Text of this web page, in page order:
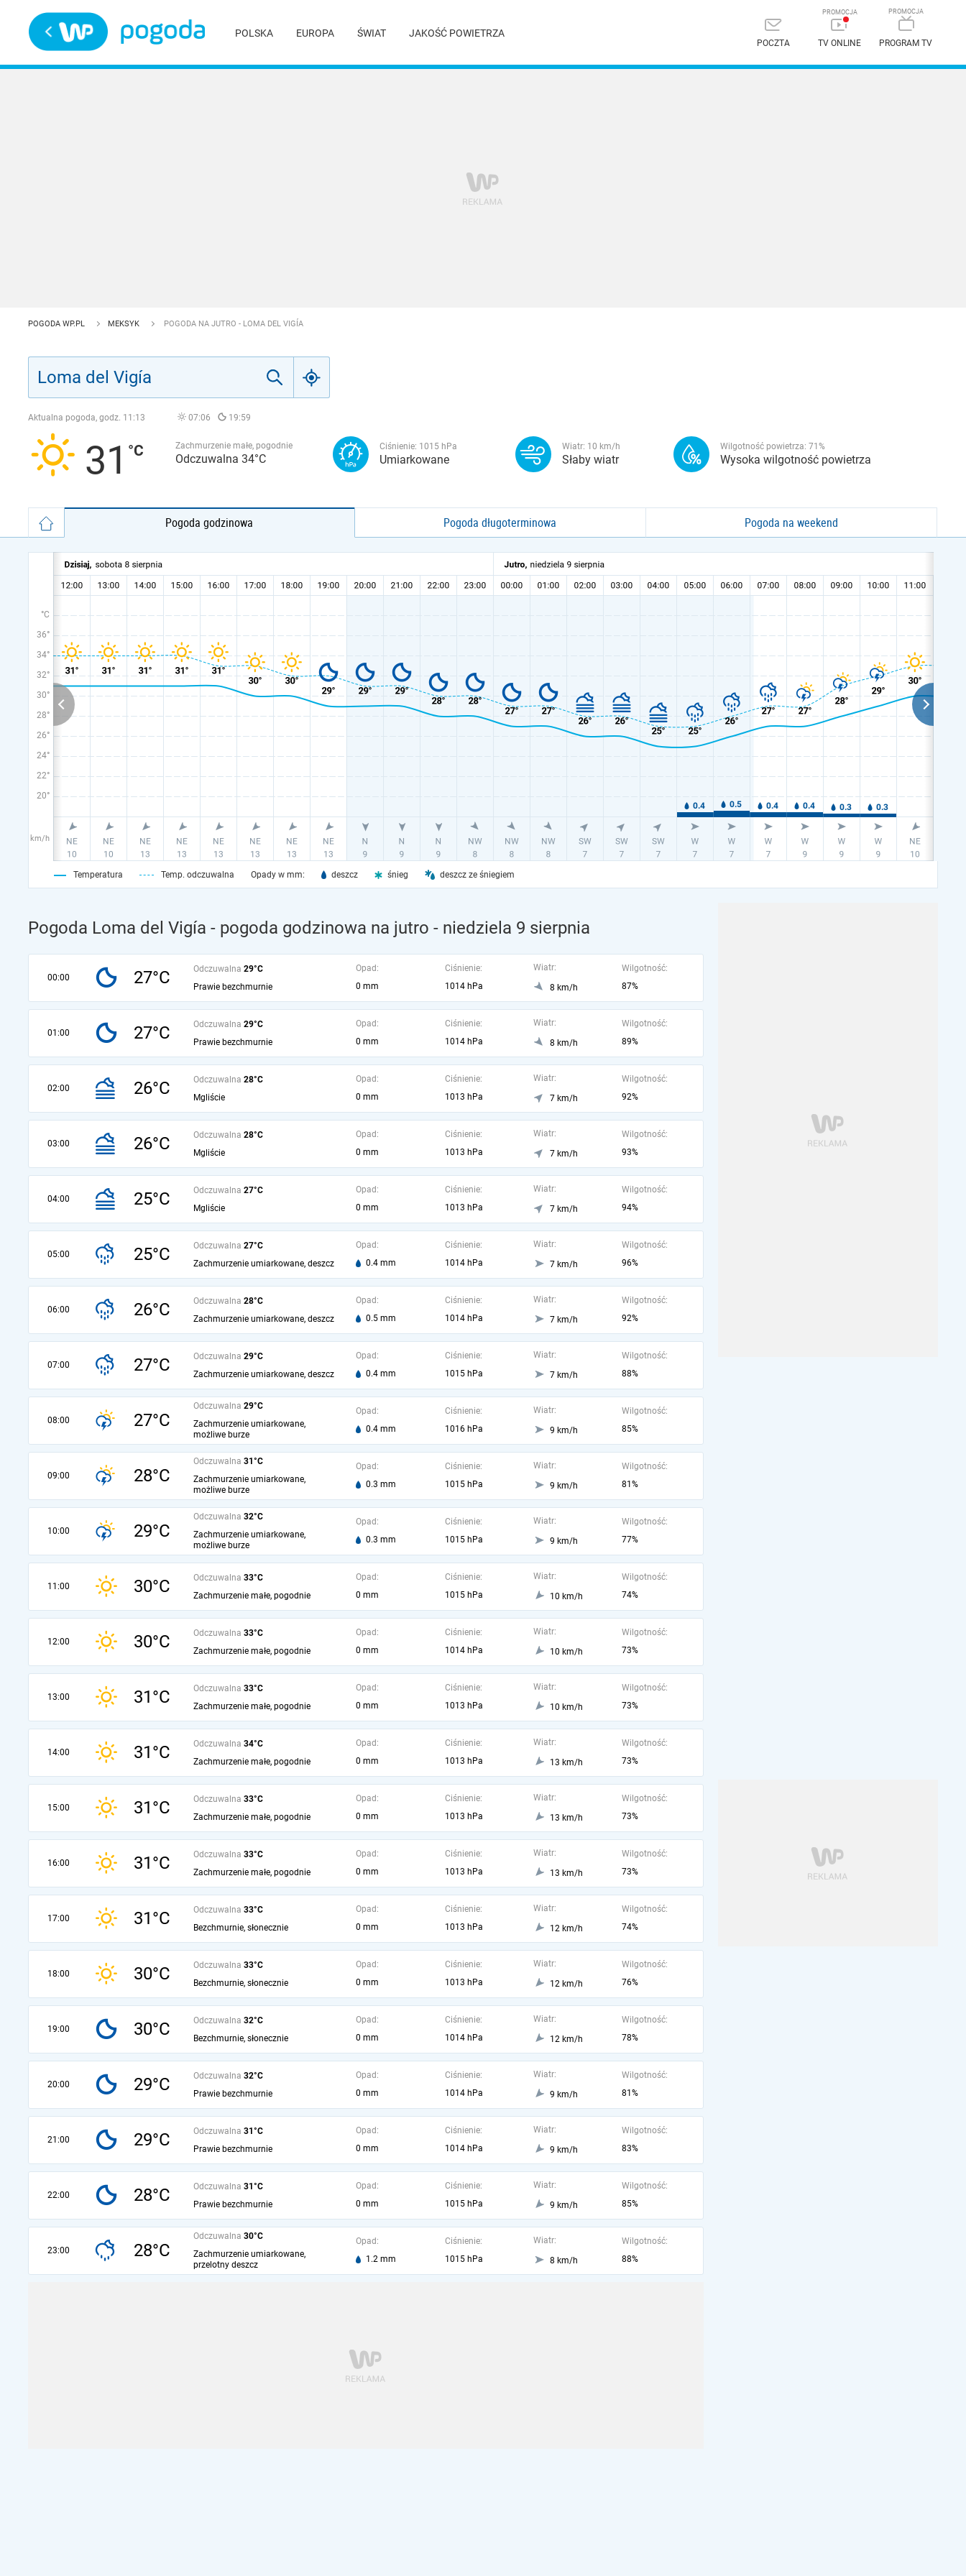
POLSKA EUROPA ŚWIAT JAKOŚĆ POWIETRZA
POCZTA TV ONLINE PROGRAM TV
POGODA WP.PL MEKSYK POGODA NA JUTRO - LOMA DEL VIGÍA
Aktualna pogoda, godz. 11:13 07:06 19:59
31 Zachmurzenie małe, pogodnie
Odczuwalna 34°C
Ciśnienie: 1015 hPa
Umiarkowane
Wiatr: 10 km/h
Słaby wiatr
Wilgotność powietrza: 71 %
Wysoka wilgotność powietrza
Pogoda godzinowa Pogoda długoterminowa Pogoda na weekend
°C
36°
34°
32°
30°
28°
26°
24°
22°
20°
km/h
Temperatura Temp. odczuwalna Opady w mm: deszcz śnieg deszcz ze śniegiem
Pogoda Loma del Vigía - pogoda godzinowa na jutro - niedziela 9 sierpnia
00:00 27°C Odczuwalna 29°C
Prawie bezchmurnie
Opad:
0 mm
Ciśnienie:
1014 hPa
Wiatr:
8 km/h
Wilgotność:
87%
01:00 27°C Odczuwalna 29°C
Prawie bezchmurnie
Opad:
0 mm
Ciśnienie:
1014 hPa
Wiatr:
8 km/h
Wilgotność:
89%
02:00 26°C Odczuwalna 28°C
Mgliście
Opad:
0 mm
Ciśnienie:
1013 hPa
Wiatr:
7 km/h
Wilgotność:
92%
03:00 26°C Odczuwalna 28°C
Mgliście
Opad:
0 mm
Ciśnienie:
1013 hPa
Wiatr:
7 km/h
Wilgotność:
93%
04:00 25°C Odczuwalna 27°C
Mgliście
Opad:
0 mm
Ciśnienie:
1013 hPa
Wiatr:
7 km/h
Wilgotność:
94%
05:00 25°C Odczuwalna 27°C
Zachmurzenie umiarkowane, deszcz
Opad:
0.4 mm
Ciśnienie:
1014 hPa
Wiatr:
7 km/h
Wilgotność:
96%
06:00 26°C Odczuwalna 28°C
Zachmurzenie umiarkowane, deszcz
Opad:
0.5 mm
Ciśnienie:
1014 hPa
Wiatr:
7 km/h
Wilgotność:
92%
07:00 27°C Odczuwalna 29°C
Zachmurzenie umiarkowane, deszcz
Opad:
0.4 mm
Ciśnienie:
1015 hPa
Wiatr:
7 km/h
Wilgotność:
88%
08:00 27°C
Odczuwalna 29°C
Zachmurzenie umiarkowane,
możliwe burze
Opad:
0.4 mm
Ciśnienie:
1016 hPa
Wiatr:
9 km/h
Wilgotność:
85%
09:00 28°C
Odczuwalna 31°C
Zachmurzenie umiarkowane,
możliwe burze
Opad:
0.3 mm
Ciśnienie:
1015 hPa
Wiatr:
9 km/h
Wilgotność:
81%
10:00 29°C
Odczuwalna 32°C
Zachmurzenie umiarkowane,
możliwe burze
Opad:
0.3 mm
Ciśnienie:
1015 hPa
Wiatr:
9 km/h
Wilgotność:
77%
11:00 30°C Odczuwalna 33°C
Zachmurzenie małe, pogodnie
Opad:
0 mm
Ciśnienie:
1015 hPa
Wiatr:
10 km/h
Wilgotność:
74%
12:00 30°C Odczuwalna 33°C
Zachmurzenie małe, pogodnie
Opad:
0 mm
Ciśnienie:
1014 hPa
Wiatr:
10 km/h
Wilgotność:
73%
13:00 31°C Odczuwalna 33°C
Zachmurzenie małe, pogodnie
Opad:
0 mm
Ciśnienie:
1013 hPa
Wiatr:
10 km/h
Wilgotność:
73%
14:00 31°C Odczuwalna 34°C
Zachmurzenie małe, pogodnie
Opad:
0 mm
Ciśnienie:
1013 hPa
Wiatr:
13 km/h
Wilgotność:
73%
15:00 31°C Odczuwalna 33°C
Zachmurzenie małe, pogodnie
Opad:
0 mm
Ciśnienie:
1013 hPa
Wiatr:
13 km/h
Wilgotność:
73%
16:00 31°C Odczuwalna 33°C
Zachmurzenie małe, pogodnie
Opad:
0 mm
Ciśnienie:
1013 hPa
Wiatr:
13 km/h
Wilgotność:
73%
17:00 31°C Odczuwalna 33°C
Bezchmurnie, słonecznie
Opad:
0 mm
Ciśnienie:
1013 hPa
Wiatr:
12 km/h
Wilgotność:
74%
18:00 30°C Odczuwalna 33°C
Bezchmurnie, słonecznie
Opad:
0 mm
Ciśnienie:
1013 hPa
Wiatr:
12 km/h
Wilgotność:
76%
19:00 30°C Odczuwalna 32°C
Bezchmurnie, słonecznie
Opad:
0 mm
Ciśnienie:
1014 hPa
Wiatr:
12 km/h
Wilgotność:
78%
20:00 29°C Odczuwalna 32°C
Prawie bezchmurnie
Opad:
0 mm
Ciśnienie:
1014 hPa
Wiatr:
9 km/h
Wilgotność:
81%
21:00 29°C Odczuwalna 31°C
Prawie bezchmurnie
Opad:
0 mm
Ciśnienie:
1014 hPa
Wiatr:
9 km/h
Wilgotność:
83%
22:00 28°C Odczuwalna 31°C
Prawie bezchmurnie
Opad:
0 mm
Ciśnienie:
1015 hPa
Wiatr:
9 km/h
Wilgotność:
85%
23:00 28°C
Odczuwalna 30°C
Zachmurzenie umiarkowane,
przelotny deszcz
Opad:
1.2 mm
Ciśnienie:
1015 hPa
Wiatr:
8 km/h
Wilgotność:
88%